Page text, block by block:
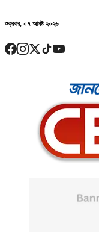
শুক্রবার, ০৭ আগষ্ট ২০২৬